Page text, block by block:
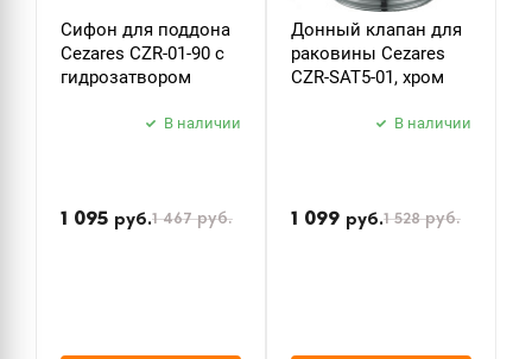
Сифон для поддона
Cezares CZR-01-90 с
гидрозатвором
В наличии
1 095 руб.1 467руб.
Донный клапан для
раковины Cezares
CZR-SAT5-01, хром
В наличии
1 099 руб.1 528руб.